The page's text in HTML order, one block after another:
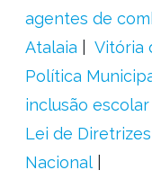
agentes de
Atalaia
Vitória
Política
inclusão escolar
Lei de
Nacional